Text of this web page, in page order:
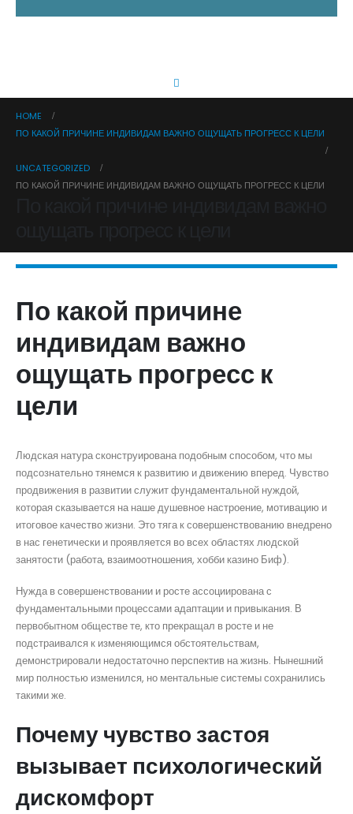
HOME
ПО КАКОЙ ПРИЧИНЕ ИНДИВИДАМ ВАЖНО ОЩУЩАТЬ ПРОГРЕСС К ЦЕЛИ
UNCATEGORIZED
ПО КАКОЙ ПРИЧИНЕ ИНДИВИДАМ ВАЖНО ОЩУЩАТЬ ПРОГРЕСС К ЦЕЛИ
По какой причине
индивидам важно
ощущать прогресс к
цели
Людская натура сконструирована подобным способом, что мы
подсознательно тянемся к развитию и движению вперед. Чувство
продвижения в развитии служит фундаментальной нуждой,
которая сказывается на наше душевное настроение, мотивацию и
итоговое качество жизни. Это тяга к совершенствованию внедрено
в нас генетически и проявляется во всех областях людской
занятости (работа, взаимоотношения, хобби казино Биф).
Нужда в совершенствовании и росте ассоциирована с
фундаментальными процессами адаптации и привыкания. В
первобытном обществе те, кто прекращал в росте и не
подстраивался к изменяющимся обстоятельствам,
демонстрировали недостаточно перспектив на жизнь. Нынешний
мир полностью изменился, но ментальные системы сохранились
такими же.
Почему чувство застоя
вызывает психологический
дискомфорт